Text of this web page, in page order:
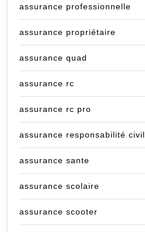
assurance professionnelle
assurance propriétaire
assurance quad
assurance rc
assurance rc pro
assurance responsabilité
assurance sante
assurance scolaire
assurance scooter